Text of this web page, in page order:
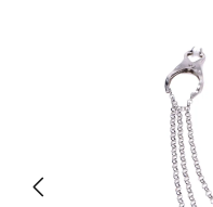
Bildergalerie